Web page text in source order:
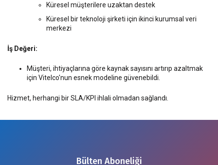
Küresel müşterilere uzaktan destek
Küresel bir teknoloji şirketi için ikinci kurumsal veri
merkezi
İş Değeri:
Müşteri, ihtiyaçlarına göre kaynak sayısını artırıp azaltmak
için Vitelco'nun esnek modeline güvenebildi.
Hizmet, herhangi bir SLA/KPI ihlali olmadan sağlandı.
Bülten Aboneliği